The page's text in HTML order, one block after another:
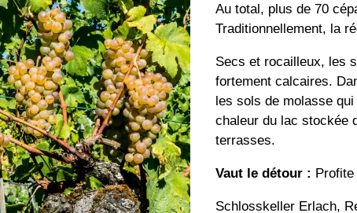
Au total, plus de 70
Traditionnellement, la
Secs et rocailleux, les
fortement calcaires.
les sols de molasse
chaleur du lac stockée
terrasses.
Vaut le détour :
Schlosskeller Erlach,